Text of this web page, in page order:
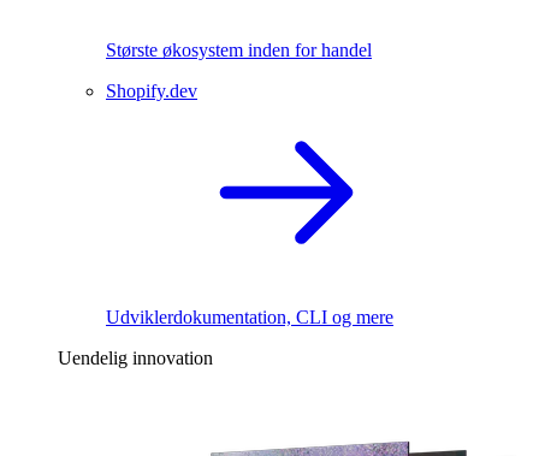
Største økosystem inden for handel
Shopify.dev
Udviklerdokumentation, CLI og mere
Uendelig innovation